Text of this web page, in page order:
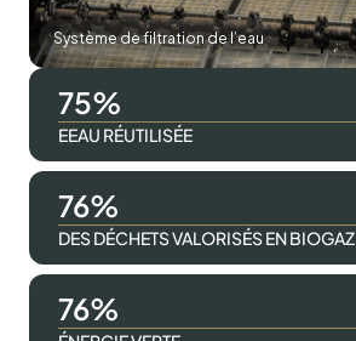
Système de filtration de l’eau
98
EEAU RÉUTILISÉE
100
DES DÉCHETS VALORISÉS EN BIOGAZ
100